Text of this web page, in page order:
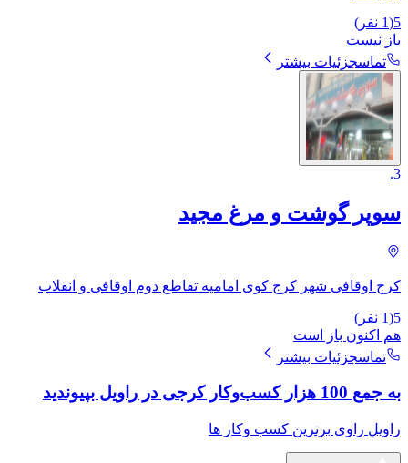
5
(
1 نفر)
باز نیست
تماسجزئیات بیشتر
3
.
سوپر گوشت و مرغ مجید
کرج اوقافی شهر کرج کوی امامیه تقاطع دوم اوقافی و انقلاب
5
(
1 نفر)
هم اکنون باز است
تماسجزئیات بیشتر
به جمع 100 هزار کسب‌وکار کرجی در راویل بپیوندید
راویل راوی برترین کسب وکار ها